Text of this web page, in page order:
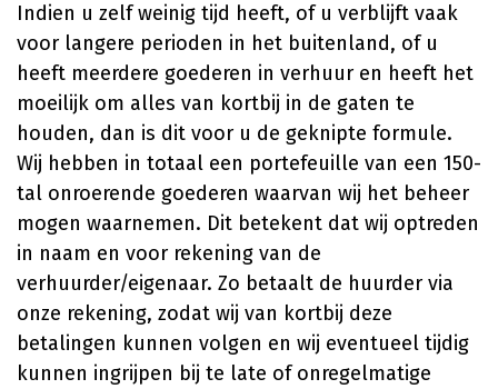
Indien u zelf weinig tijd heeft, of u verblijft vaak
voor langere perioden in het buitenland, of u
heeft meerdere goederen in verhuur en heeft het
moeilijk om alles van kortbij in de gaten te
houden, dan is dit voor u de geknipte formule.
Wij hebben in totaal een portefeuille van een 150-
tal onroerende goederen waarvan wij het beheer
mogen waarnemen. Dit betekent dat wij optreden
in naam en voor rekening van de
verhuurder/eigenaar. Zo betaalt de huurder via
onze rekening, zodat wij van kortbij deze
betalingen kunnen volgen en wij eventueel tijdig
kunnen ingrijpen bij te late of onregelmatige